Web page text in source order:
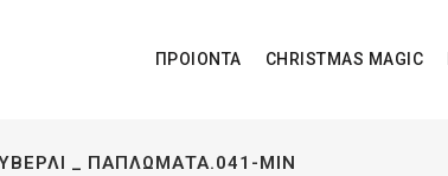
ΠΡΟΙΟΝΤΑ CHRISTMAS MAGIC
_ ΠΑΠΛΏΜΑΤΑ.041-MIN